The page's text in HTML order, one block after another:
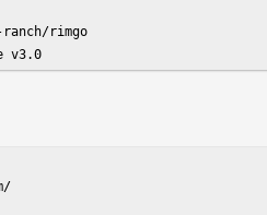
rimgo
v3.0